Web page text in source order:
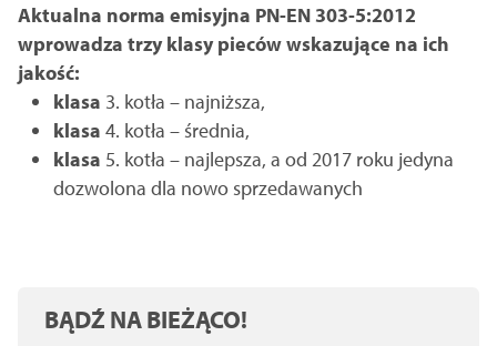
Aktualna norma emisyjna PN-EN 303-5:2012
wprowadza trzy klasy pieców wskazujące na ich
jakość:
klasa 3. kotła – najniższa,
klasa 4. kotła – średnia,
klasa 5. kotła – najlepsza, a od 2017 roku jedyna
dozwolona dla nowo sprzedawanych
BĄDŹ NA BIEŻĄCO!